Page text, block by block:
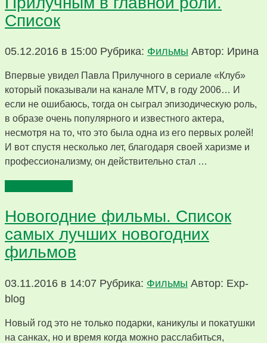
Список
05.12.2016 в 15:00 Рубрика: Фильмы Автор: Ирина
Впервые увидел Павла Прилучного в сериале «Клуб»
который показывали на канале MTV, в году 2006… И
если не ошибаюсь, тогда он сыграл эпизодическую роль,
в образе очень популярного и известного актера,
несмотря на то, что это была одна из его первых ролей!
И вот спустя несколько лет, благодаря своей харизме и
профессионализму, он действительно стал …
Новогодние фильмы. Список
самых лучших новогодних
фильмов
03.11.2016 в 14:07 Рубрика: Фильмы Автор: Exp-
blog
Новый год это не только подарки, каникулы и покатушки
на санках, но и время когда можно расслабиться,